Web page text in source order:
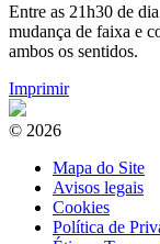
Entre as 21h30 de
mudança de faixa e
ambos os sentidos.
Imprimir
© 2026
Mapa do Site
Avisos legais
Cookies
Política de